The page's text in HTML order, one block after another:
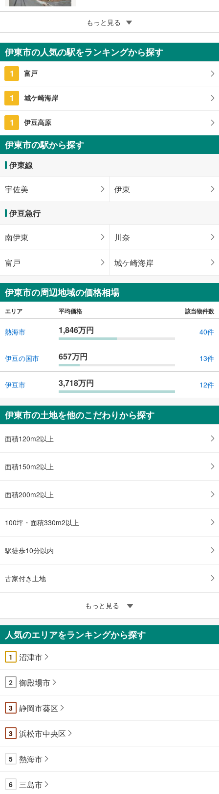
伊東市鎌田
540万円
119.83m2（登記）
静岡県伊東市鎌田
もっと見る
伊東市の人気の駅をランキングから探す
1 富戸
1 城ケ崎海岸
1 伊豆高原
伊東市の駅から探す
伊東線
宇佐美 伊東
伊豆急行
南伊東 川奈
富戸 城ケ崎海岸
伊東市の周辺地域の価格相場
エリア 平均価格 該当物件数
熱海市 1,846万円 40件
伊豆の国市 657万円 13件
伊豆市 3,718万円 12件
伊東市の土地を他のこだわりから探す
面積120m2以上
面積150m2以上
面積200m2以上
100坪・面積330m2以上
駅徒歩10分以内
古家付き土地
もっと見る
人気のエリアをランキングから探す
1 沼津市
2 御殿場市
3 静岡市葵区
3 浜松市中央区
5 熱海市
6 三島市